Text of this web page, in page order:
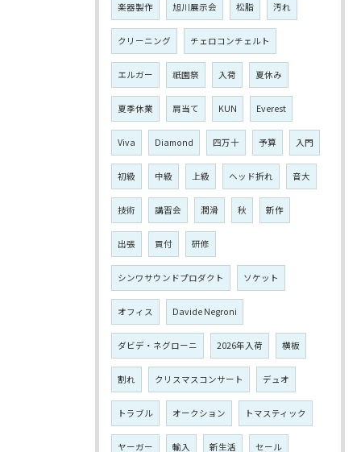
楽器製作 旭川展示会 松脂 汚れ
クリーニング チェロコンチェルト
エルガー 祇園祭 入荷 夏休み
夏季休業 肩当て KUN Everest
Viva Diamond 四万十 予算 入門
初級 中級 上級 ヘッド折れ 音大
技術 講習会 潤滑 秋 新作
出張 買付 研修
シンワサウンドプロダクト ソケット
オフィス Davide Negroni
ダビデ・ネグローニ 2026年入荷 横板
割れ クリスマスコンサート デュオ
トラブル オークション トマスティック
ヤーガー 輸入 新生活 セール